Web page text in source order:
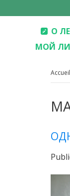
О
МОЙ
Accueil